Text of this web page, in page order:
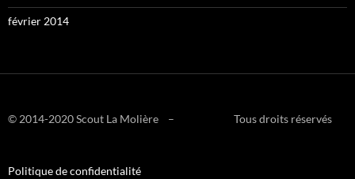
février 2014
© 2014-2020 Scout La Molière – Tous droits réservés
Politique de confidentialité